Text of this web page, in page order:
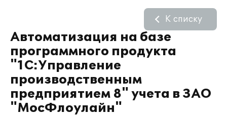
Автоматизация на базе
программного продукта
"1С:Управление
производственным
предприятием 8" учета в ЗАО
"МосФлоулайн"
К списку